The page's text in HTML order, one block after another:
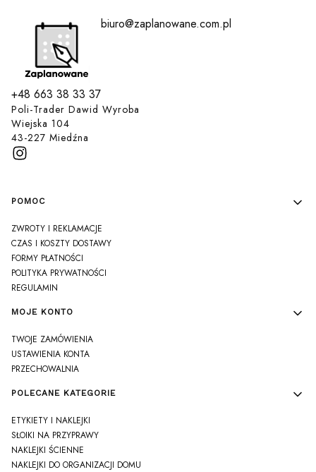
+48 663 38 33 37
biuro@zaplanowane.com.pl
Poli-Trader Dawid Wyroba
Wiejska 104
43-227 Miedźna
Linki w stopce
POMOC
ZWROTY I REKLAMACJE
CZAS I KOSZTY DOSTAWY
FORMY PŁATNOŚCI
POLITYKA PRYWATNOŚCI
REGULAMIN
MOJE KONTO
TWOJE ZAMÓWIENIA
USTAWIENIA KONTA
PRZECHOWALNIA
POLECANE KATEGORIE
ETYKIETY I NAKLEJKI
SŁOIKI NA PRZYPRAWY
NAKLEJKI ŚCIENNE
NAKLEJKI DO ORGANIZACJI DOMU